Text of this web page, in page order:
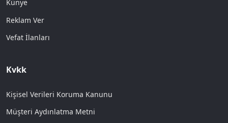
Künye
Reklam Ver
Vefat İlanları
Kvkk
Kişisel Verileri Koruma Kanunu
Müşteri Aydınlatma Metni